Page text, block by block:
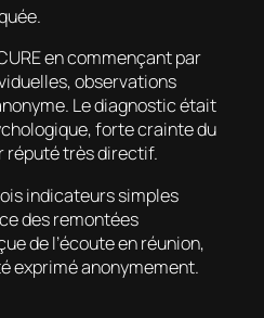
en commençant par
observations
Le diagnostic était
forte crainte du
réputé très directif.
indicateurs simples
des remontées
de l’écoute en réunion,
exprimé anonymement.